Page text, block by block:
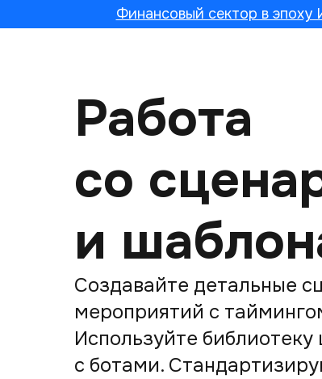
Финансовый сектор в
Работа
со
и
Создавайте детальные
мероприятий с
Используйте
с ботами.